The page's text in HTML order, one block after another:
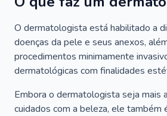
O dermatologista está habilitado a
doenças da pele e seus anexos,
procedimentos minimamente
dermatológicas com finalidades
Embora o dermatologista seja mais
cuidados com a beleza, ele também